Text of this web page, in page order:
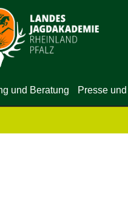
und Beratung Presse